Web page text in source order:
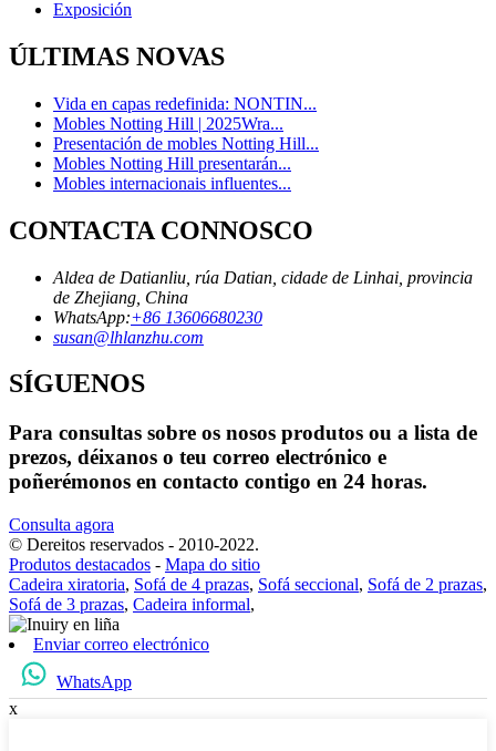
Exposición
ÚLTIMAS NOVAS
Vida en capas redefinida: NONTIN...
Mobles Notting Hill | 2025Wra...
Presentación de mobles Notting Hill...
Mobles Notting Hill presentarán...
Mobles internacionais influentes...
CONTACTA CONNOSCO
Aldea de Datianliu, rúa Datian, cidade de Linhai, provincia
de Zhejiang, China
WhatsApp:+86 13606680230
susan@lhlanzhu.com
SÍGUENOS
Para consultas sobre os nosos produtos ou a lista de
prezos, déixanos o teu correo electrónico e
poñerémonos en contacto contigo en 24 horas.
Consulta agora
© Dereitos reservados - 2010-2022.
Produtos destacados - Mapa do sitio
Cadeira xiratoria, Sofá de 4 prazas, Sofá seccional, Sofá de 2 prazas,
Sofá de 3 prazas, Cadeira informal,
Enviar correo electrónico
WhatsApp
x